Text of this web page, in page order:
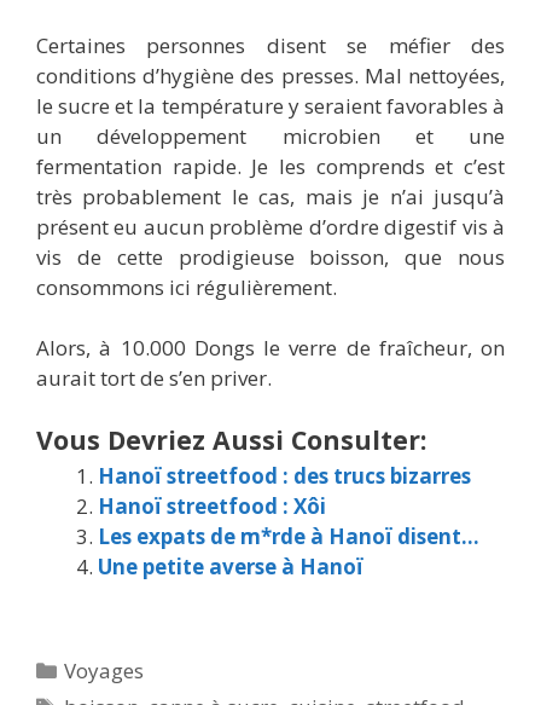
Certaines personnes disent se méfier des
conditions d’hygiène des presses. Mal nettoyées,
le sucre et la température y seraient favorables à
un développement microbien et une
fermentation rapide. Je les comprends et c’est
très probablement le cas, mais je n’ai jusqu’à
présent eu aucun problème d’ordre digestif vis à
vis de cette prodigieuse boisson, que nous
consommons ici régulièrement.
Alors, à 10.000 Dongs le verre de fraîcheur, on
aurait tort de s’en priver.
Vous Devriez Aussi Consulter:
Hanoï streetfood : des trucs bizarres
Hanoï streetfood : Xôi
Les expats de m*rde à Hanoï disent…
Une petite averse à Hanoï
Catégories
Voyages